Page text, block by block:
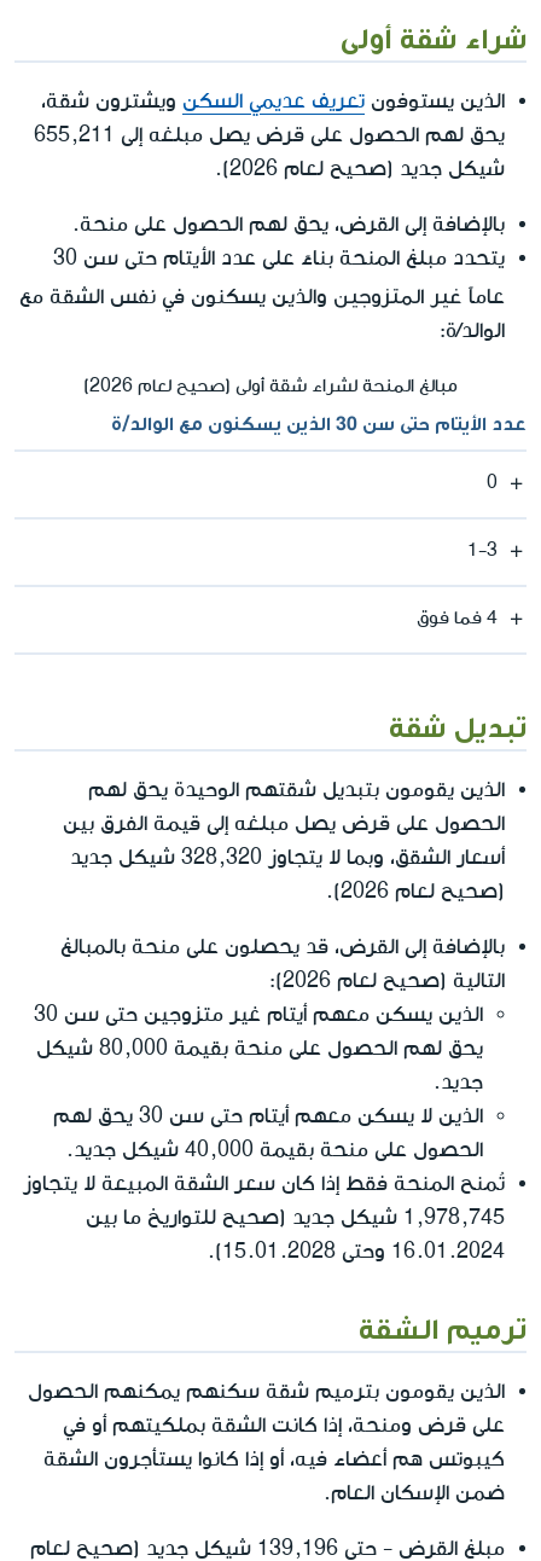
شراء شقة أولى
الذين يستوفون تعريف عديمي السكن ويشترون شقة،
يحق لهم الحصول على قرض يصل مبلغه إلى 655,211
شيكل جديد (صحيح لعام 2026).
بالإضافة إلى القرض، يحق لهم الحصول على منحة.
يتحدد مبلغ المنحة بناءً على عدد الأيتام حتى سن 30
عاماً غير المتزوجين
والذين يسكنون في نفس الشقة مع
الوالد/ة:
مبالغ المنحة لشراء شقة أولى (صحيح لعام 2026)
عدد الأيتام حتى سن 30 الذين يسكنون مع الوالد/ة
0
1-3
4 فما فوق
تبديل شقة
الذين يقومون بتبديل شقتهم الوحيدة يحق لهم
الحصول على قرض يصل مبلغه إلى قيمة الفرق بين
أسعار الشقق، وبما لا يتجاوز 328,320 شيكل جديد
(صحيح لعام 2026).
بالإضافة إلى القرض، قد يحصلون على منحة بالمبالغ
التالية (صحيح لعام 2026):
الذين يسكن معهم أيتام غير متزوجين حتى سن 30
يحق لهم الحصول على منحة بقيمة 80,000 شيكل
جديد.
الذين لا يسكن معهم أيتام حتى سن 30 يحق لهم
الحصول على منحة بقيمة 40,000 شيكل جديد.
تُمنح المنحة فقط إذا كان سعر الشقة المبيعة لا يتجاوز
1,978,745 شيكل جديد (صحيح للتواريخ ما بين
16.01.2024 وحتى 15.01.2028).
ترميم الشقة
الذين يقومون بترميم شقة سكنهم يمكنهم الحصول
على قرض ومنحة، إذا كانت الشقة بملكيتهم أو في
كيبوتس هم أعضاء فيه، أو إذا كانوا يستأجرون الشقة
ضمن الإسكان العام.
مبلغ القرض - حتى 139,196 شيكل جديد (صحيح لعام